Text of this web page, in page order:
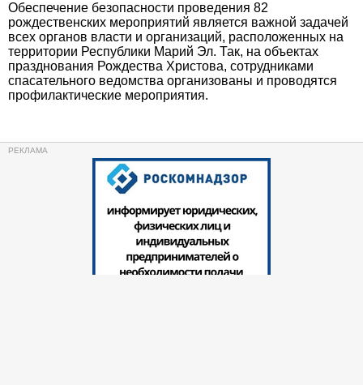
Обеспечение безопасности проведения 82
рождественских мероприятий является важной задачей
всех органов власти и организаций, расположенных на
территории Республики Марий Эл. Так, на объектах
празднования Рождества Христова, сотрудниками
спасательного ведомства организованы и проводятся
профилактические мероприятия.